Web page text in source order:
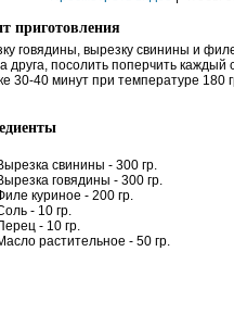
приготовления
говядины, вырезку свинины и
друга, посолить поперчить каждый
30-40 минут при температуре 180
свинины - 300 гр.
говядины - 300 гр.
куриное - 200 гр.
- 10 гр.
- 10 гр.
растительное - 50 гр.